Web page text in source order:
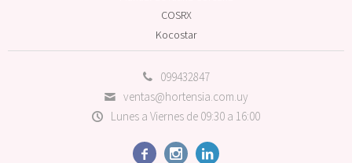
099432847
ventas@hortensia.com.uy
Lunes a Viernes de 09:30 a 16:00
  
COSRX
Kocostar